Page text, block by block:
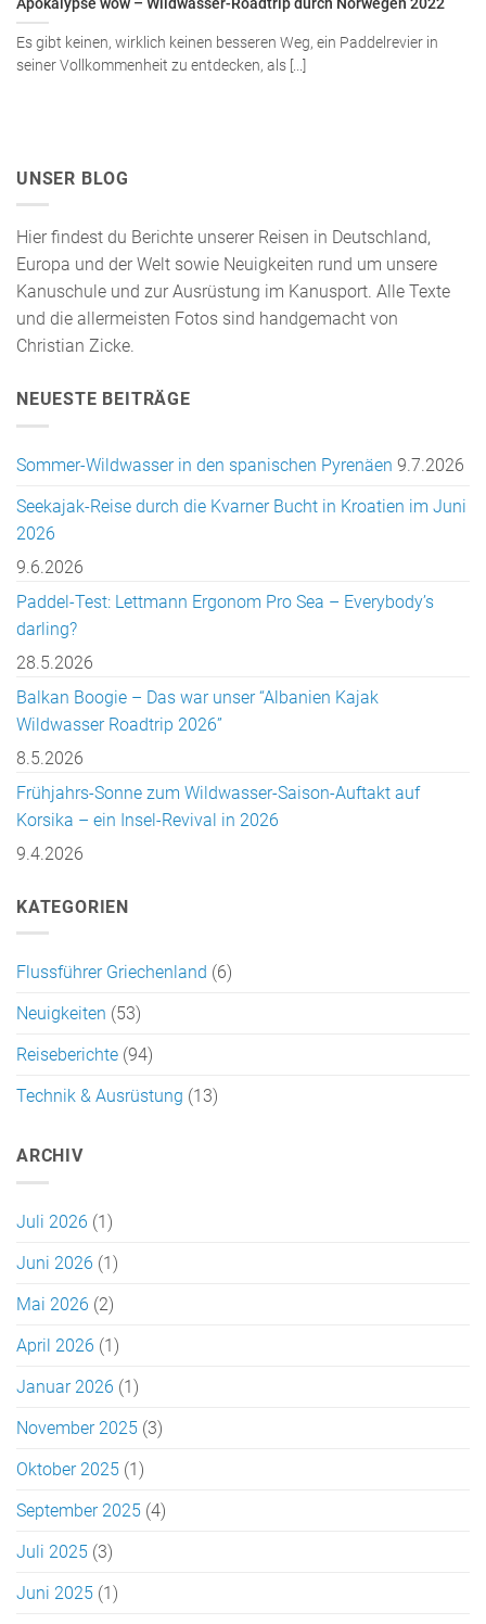
Apokalypse wow – Wildwasser-Roadtrip durch Norwegen 2022
Es gibt keinen, wirklich keinen besseren Weg, ein Paddelrevier in
seiner Vollkommenheit zu entdecken, als [...]
UNSER BLOG
Hier findest du Berichte unserer Reisen in Deutschland,
Europa und der Welt sowie Neuigkeiten rund um unsere
Kanuschule und zur Ausrüstung im Kanusport. Alle Texte
und die allermeisten Fotos sind handgemacht von
Christian Zicke.
NEUESTE BEITRÄGE
Sommer-Wildwasser in den spanischen Pyrenäen 9.7.2026
Seekajak-Reise durch die Kvarner Bucht in Kroatien im Juni
2026
9.6.2026
Paddel-Test: Lettmann Ergonom Pro Sea – Everybody’s
darling?
28.5.2026
Balkan Boogie – Das war unser “Albanien Kajak
Wildwasser Roadtrip 2026”
8.5.2026
Frühjahrs-Sonne zum Wildwasser-Saison-Auftakt auf
Korsika – ein Insel-Revival in 2026
9.4.2026
KATEGORIEN
Flussführer Griechenland (6)
Neuigkeiten (53)
Reiseberichte (94)
Technik & Ausrüstung (13)
ARCHIV
Juli 2026 (1)
Juni 2026 (1)
Mai 2026 (2)
April 2026 (1)
Januar 2026 (1)
November 2025 (3)
Oktober 2025 (1)
September 2025 (4)
Juli 2025 (3)
Juni 2025 (1)